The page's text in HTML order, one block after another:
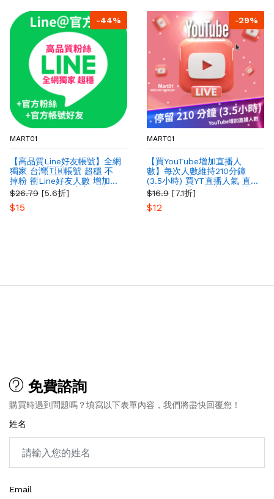
-44%
MART01
【高品質Line好友帳號】全網
獨家 台灣🇹🇼帳號 超穩 不
掉粉 衝Line好友人數 增加台
灣Line好友人數 官方帳號好
友
$26.79 [5.6折]
$15
-29%
MART01
【買YouTube增加直播人
數】每次人數維持210分鐘
(3.5小時) 買YT直播人氣 直
播 最多人購買 提高YT影片粉
絲曝光量
$16.9 [7.1折]
$12
免費諮詢
購買時遇到問題嗎？填寫以下表單內容，我們將盡快回覆您！
姓名
Email